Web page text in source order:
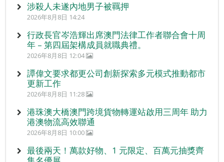
涉殺人未遂內地男子被羈押
2026年8月8日 14:24
行政長官岑浩輝出席澳門法律工作者聯合會十周
年 – 第四屆架構成員就職典禮。
2026年8月8日 12:04
譚偉文要求都更公司創新探索多元模式推動都市
更新工作
2026年8月8日 11:28
港珠澳大橋澳門跨境貨物轉運站啟用三周年 助力
港澳物流高效聯通
2026年8月8日 10:00
最後兩天！萬款好物、1 元限定、百萬元抽獎齊